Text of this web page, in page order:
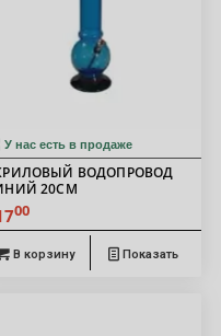
У нас есть в продаже
ВОДОПРОВОД
20СМ
00
В корзину Показать